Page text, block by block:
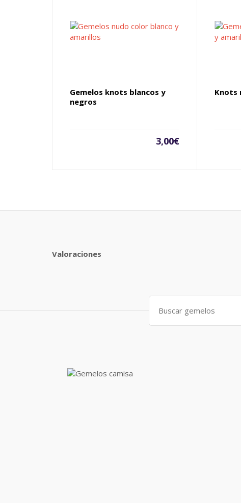
Gemelos knots blancos y
negros
3,00€
Knots
Valoraciones
Search
for: